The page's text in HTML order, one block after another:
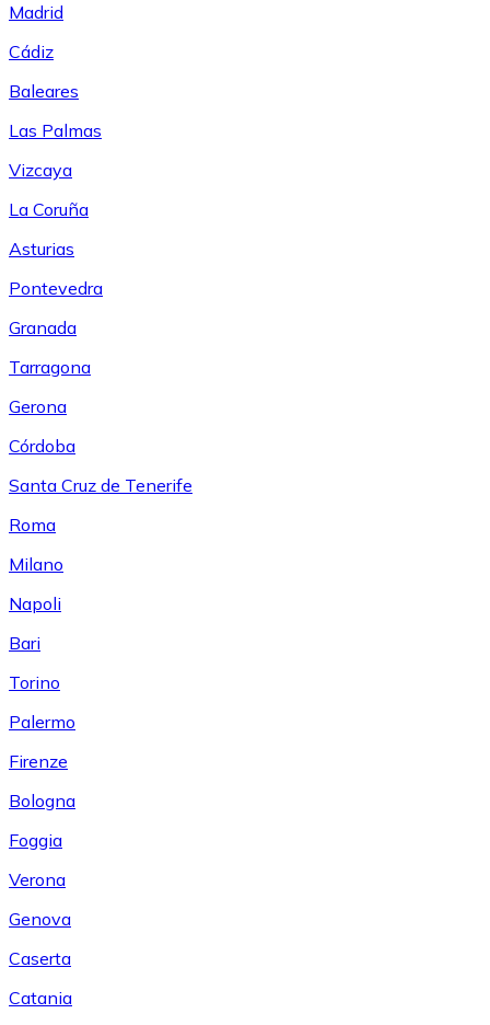
Madrid
Cádiz
Baleares
Las Palmas
Vizcaya
La Coruña
Asturias
Pontevedra
Granada
Tarragona
Gerona
Córdoba
Santa Cruz de Tenerife
Roma
Milano
Napoli
Bari
Torino
Palermo
Firenze
Bologna
Foggia
Verona
Genova
Caserta
Catania